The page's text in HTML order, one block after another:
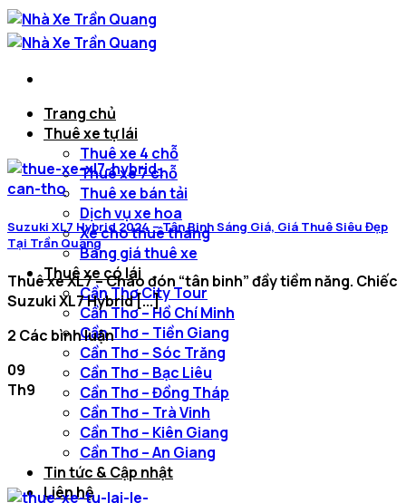
Chuyển
đến
nội
dung
Trang chủ
Thuê xe tự lái
Thuê xe 4 chỗ
Thuê xe 7 chỗ
Thuê xe bán tải
Dịch vụ xe hoa
Xe cho thuê tháng
Báng giá thuê xe
Thuê xe có lái
Cần Thơ City Tour
Cần Thơ – Hồ Chí Minh
Cần Thơ – Tiền Giang
Cần Thơ – Sóc Trăng
Cần Thơ – Bạc Liêu
Cần Thơ – Đồng Tháp
Cần Thơ – Trà Vinh
Cần Thơ – Kiên Giang
Cần Thơ – An Giang
Tin tức & Cập nhật
Liên hệ
Suzuki XL7 Hybrid 2024 – Tân Binh Sáng Giá, Giá Thuê Siêu Đẹp
Tại Trần Quang
Thuê xe XL7 – Chào đón “tân binh” đầy tiềm năng. Chiếc
Suzuki XL7 Hybrid [...]
2 Các bình luận
09
Th9